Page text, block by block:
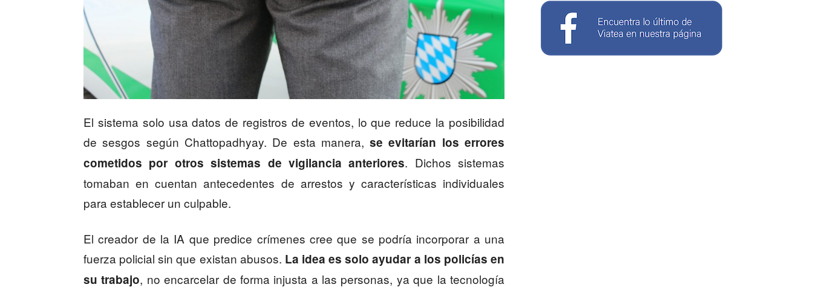
El sistema solo usa datos de registros de eventos, lo que reduce la posibilidad
de sesgos según Chattopadhyay. De esta manera,se evitarían los errores
cometidos por otros sistemas de vigilancia anteriores. Dichos sistemas
tomaban en cuentan antecedentes de arrestos y características individuales
para establecer un culpable.
El creador de la IA que predice crímenes cree que se podría incorporar a una
fuerza policial sin que existan abusos. La idea es solo ayudar a los policías en
su trabajo, no encarcelar de forma injusta a las personas, ya que la tecnología